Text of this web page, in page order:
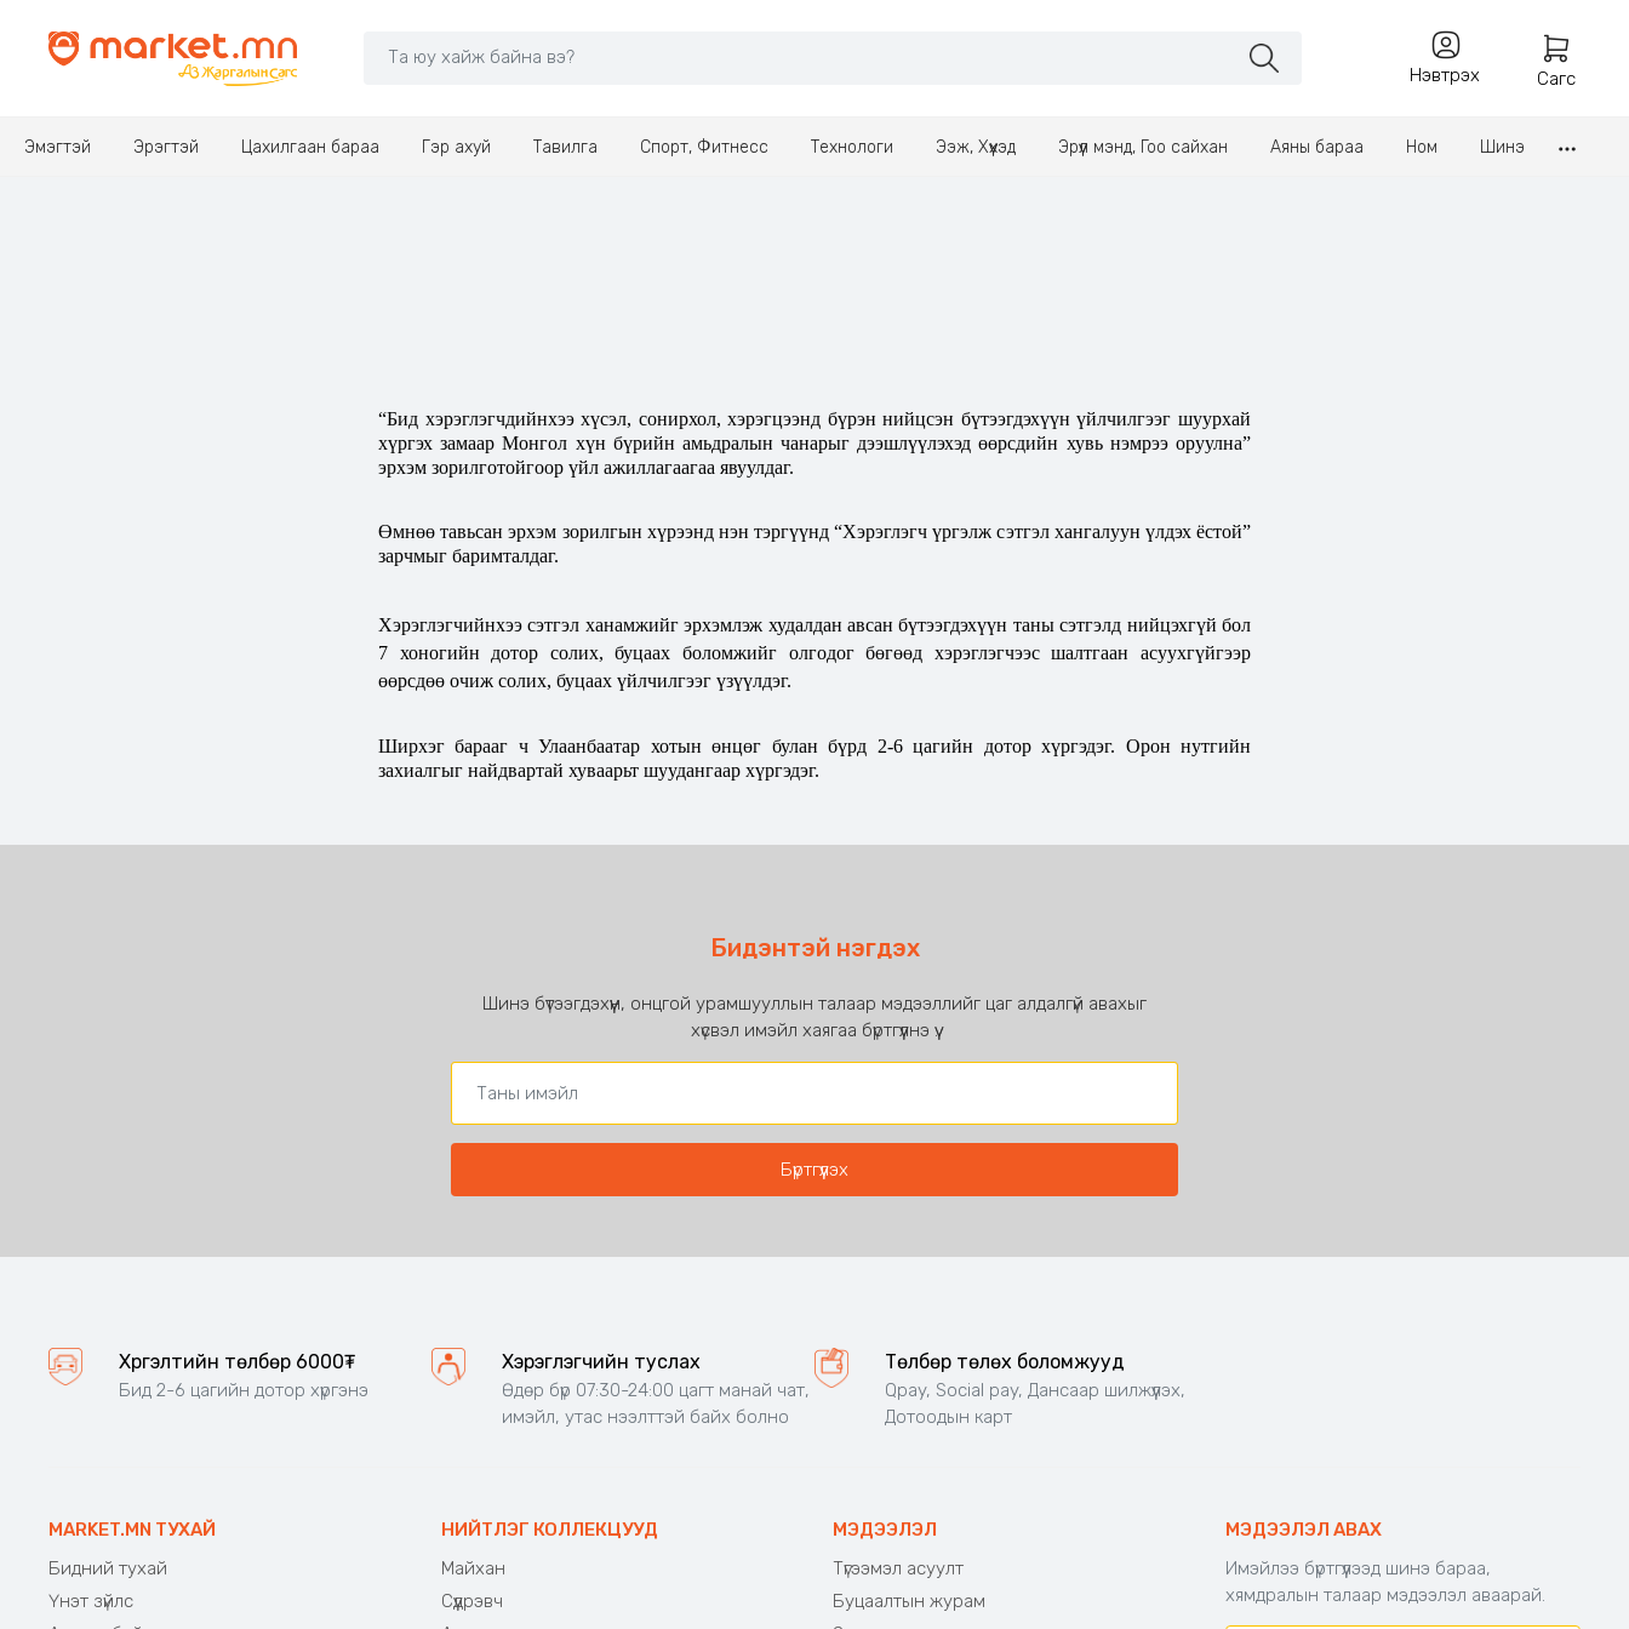
Нэвтрэх Сагс
Эмэгтэй Эрэгтэй Цахилгаан бараа Гэр ахуй Тавилга Спорт, Фитнесс Технологи Ээж, Хүүхэд Эрүүл мэнд, Гоо сайхан Аяны бараа Ном Шинэ
“Бид хэрэглэгчдийнхээ хүсэл, сонирхол, хэрэгцээнд бүрэн нийцсэн бүтээгдэхүүн үйлчилгээг шуурхай
хүргэх замаар Монгол хүн бүрийн амьдралын чанарыг дээшлүүлэхэд өөрсдийн хувь нэмрээ оруулна”
эрхэм зорилготойгоор үйл ажиллагаагаа явуулдаг.
Өмнөө тавьсан эрхэм зорилгын хүрээнд нэн тэргүүнд “Хэрэглэгч үргэлж сэтгэл хангалуун үлдэх ёстой”
зарчмыг баримталдаг.
Хэрэглэгчийнхээ сэтгэл ханамжийг эрхэмлэж худалдан авсан бүтээгдэхүүн таны сэтгэлд нийцэхгүй бол
7 хоногийн дотор солих, буцаах боломжийг олгодог бөгөөд хэрэглэгчээс шалтгаан асуухгүйгээр
өөрсдөө очиж солих, буцаах үйлчилгээг үзүүлдэг.
Ширхэг барааг ч Улаанбаатар хотын өнцөг булан бүрд 2-6 цагийн дотор хүргэдэг. Орон нутгийн
захиалгыг найдвартай хуваарьт шуудангаар хүргэдэг.
Бидэнтэй нэгдэх
Шинэ бүтээгдэхүүн, онцгой урамшууллын талаар мэдээллийг цаг алдалгүй авахыг
хүсвэл имэйл хаягаа бүртгүүлнэ үү.
Хүргэлтийн төлбөр 6000₮
Бид 2-6 цагийн дотор хүргэнэ
Хэрэглэгчийн туслах
Өдөр бүр 07:30-24:00 цагт манай чат,
имэйл, утас нээлттэй байх болно
Төлбөр төлөх боломжууд
Qpay, Social pay, Дансаар шилжүүлэх,
Дотоодын карт
MARKET.MN ТУХАЙ
Бидний тухай
Үнэт зүйлс
НИЙТЛЭГ КОЛЛЕКЦУУД
Майхан
Сүүдрэвч
МЭДЭЭЛЭЛ
Түгээмэл асуулт
Буцаалтын журам
МЭДЭЭЛЭЛ АВАХ
Имэйлээ бүртгүүлээд шинэ бараа,
хямдралын талаар мэдээлэл аваарай.